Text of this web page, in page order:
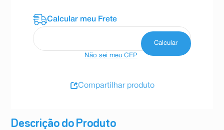
Descrição do Produto
Não sei meu CEP
Compartilhar produto